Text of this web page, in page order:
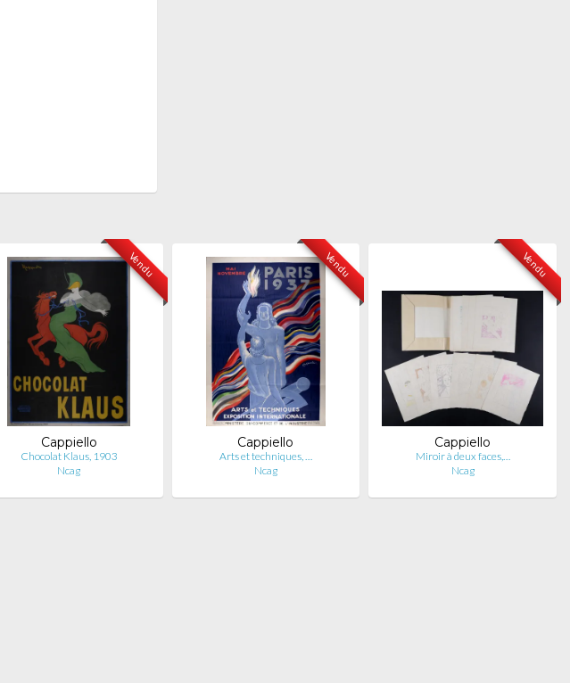
Vendu
Cappiello
Chocolat Klaus, 1903
Ncag
Vendu
Cappiello
Arts et techniques, …
Ncag
Vendu
Cappiello
Miroir à deux faces,…
Ncag